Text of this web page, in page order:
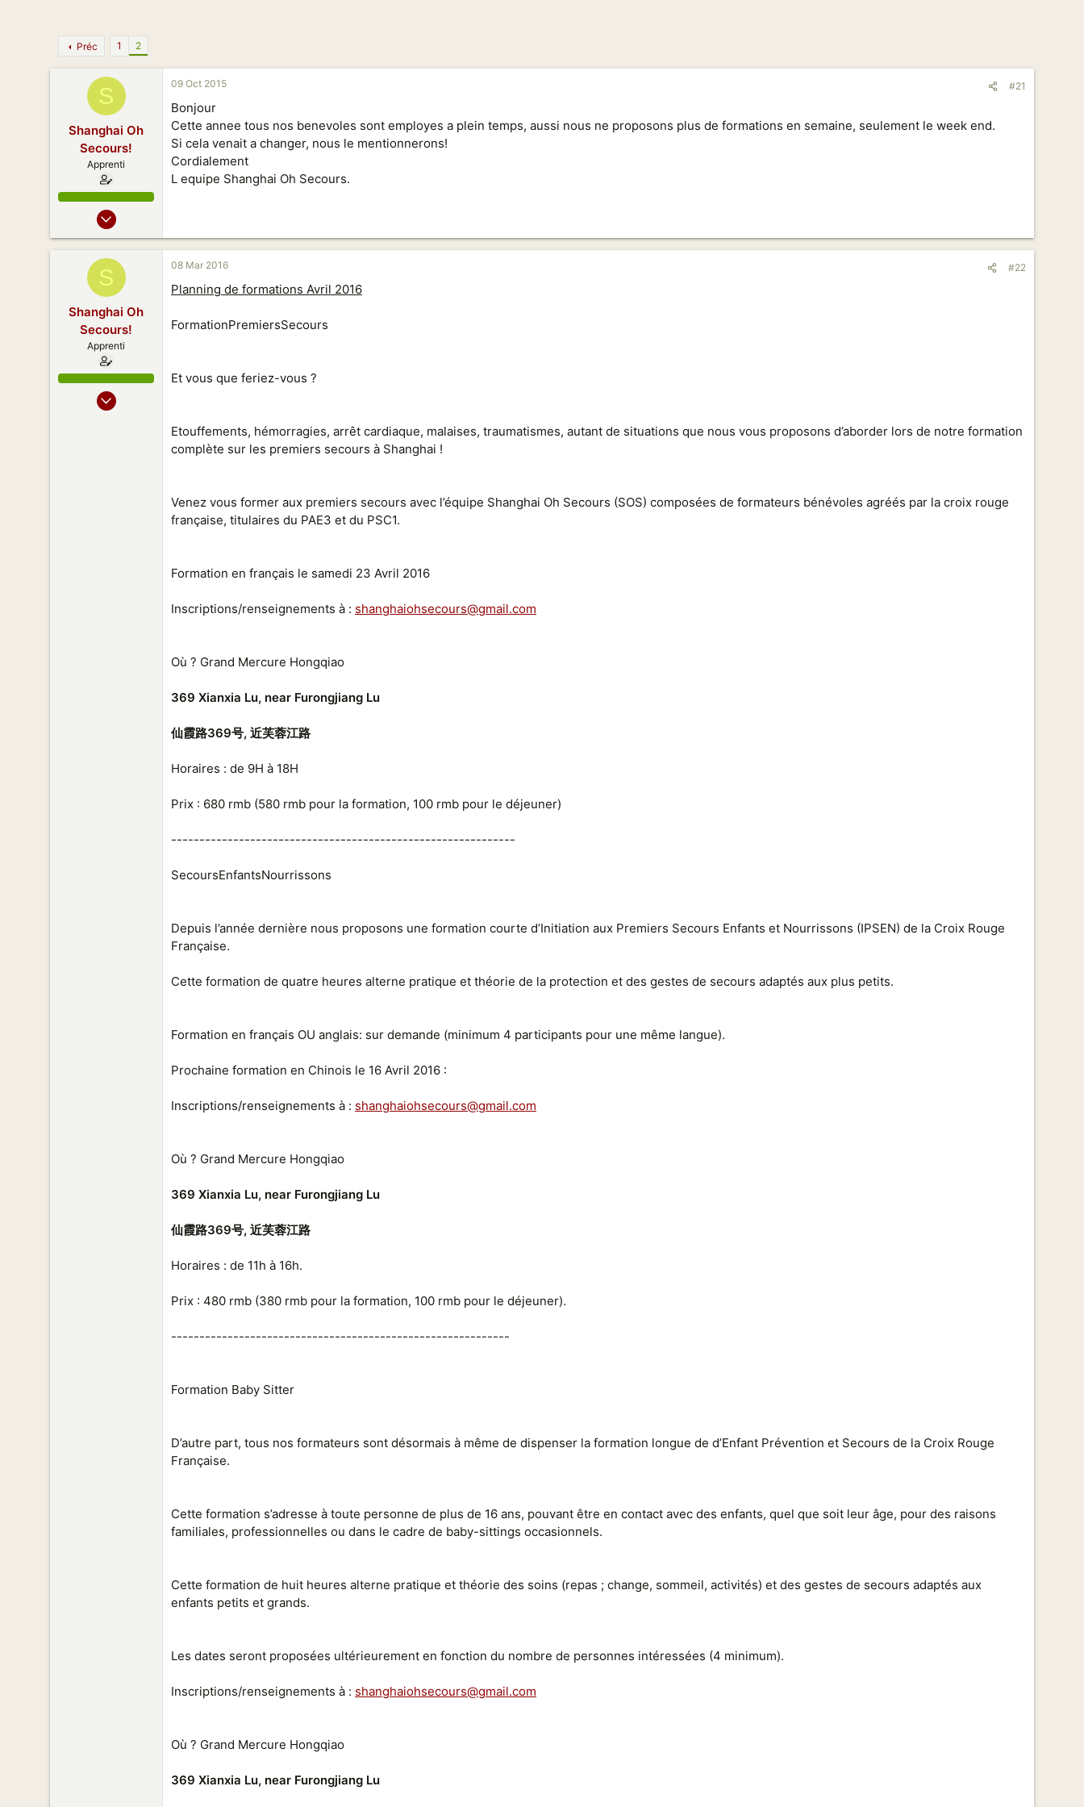
Préc 1 2
S
Shanghai Oh
Secours!
Apprenti
28 Jan 2015
6
09 Oct 2015 #21
Bonjour
Cette annee tous nos benevoles sont employes a plein temps, aussi nous ne proposons plus de formations en semaine, seulement le week end.
Si cela venait a changer, nous le mentionnerons!
Cordialement
L equipe Shanghai Oh Secours.
S
Shanghai Oh
Secours!
Apprenti
28 Jan 2015
08 Mar 2016 #22
Planning de formations Avril 2016
FormationPremiersSecours
Et vous que feriez-vous ?
Etouffements, hémorragies, arrêt cardiaque, malaises, traumatismes, autant de situations que nous vous proposons d’aborder lors de notre formation
complète sur les premiers secours à Shanghai !
Venez vous former aux premiers secours avec l’équipe Shanghai Oh Secours (SOS) composées de formateurs bénévoles agréés par la croix rouge
française, titulaires du PAE3 et du PSC1.
Formation en français le samedi 23 Avril 2016
Inscriptions/renseignements à : shanghaiohsecours@gmail.com
Où ? Grand Mercure Hongqiao
369 Xianxia Lu, near Furongjiang Lu
仙霞路369号, 近芙蓉江路
Horaires : de 9H à 18H
Prix : 680 rmb (580 rmb pour la formation, 100 rmb pour le déjeuner)
-------------------------------------------------------------
SecoursEnfantsNourrissons
Depuis l’année dernière nous proposons une formation courte d’Initiation aux Premiers Secours Enfants et Nourrissons (IPSEN) de la Croix Rouge
Française.
Cette formation de quatre heures alterne pratique et théorie de la protection et des gestes de secours adaptés aux plus petits.
Formation en français OU anglais: sur demande (minimum 4 participants pour une même langue).
Prochaine formation en Chinois le 16 Avril 2016 :
Inscriptions/renseignements à : shanghaiohsecours@gmail.com
Où ? Grand Mercure Hongqiao
369 Xianxia Lu, near Furongjiang Lu
仙霞路369号, 近芙蓉江路
Horaires : de 11h à 16h.
Prix : 480 rmb (380 rmb pour la formation, 100 rmb pour le déjeuner).
------------------------------------------------------------
Formation Baby Sitter
D’autre part, tous nos formateurs sont désormais à même de dispenser la formation longue de d’Enfant Prévention et Secours de la Croix Rouge
Française.
Cette formation s’adresse à toute personne de plus de 16 ans, pouvant être en contact avec des enfants, quel que soit leur âge, pour des raisons
familiales, professionnelles ou dans le cadre de baby-sittings occasionnels.
Cette formation de huit heures alterne pratique et théorie des soins (repas ; change, sommeil, activités) et des gestes de secours adaptés aux
enfants petits et grands.
Les dates seront proposées ultérieurement en fonction du nombre de personnes intéressées (4 minimum).
Inscriptions/renseignements à : shanghaiohsecours@gmail.com
Où ? Grand Mercure Hongqiao
369 Xianxia Lu, near Furongjiang Lu